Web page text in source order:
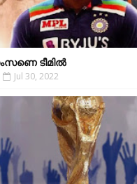
ടീമില്‍
Jul 30, 2022